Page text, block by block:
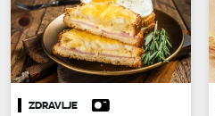
ZDRAVLJE